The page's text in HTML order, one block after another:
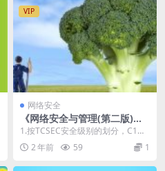
VIP
网络安全
《网络安全与管理(第二版)》_
网络安全试题1及答案
1.按TCSEC安全级别的划分，C1级
安全具有的保护功能有： A 保护硬
件不受到...
2 年前 59 1